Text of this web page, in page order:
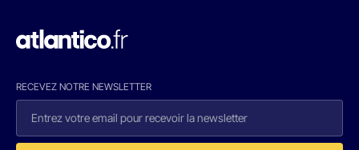
RECEVEZ NOTRE NEWSLETTER